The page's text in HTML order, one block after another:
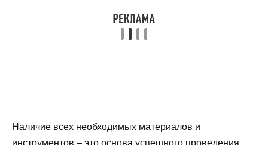
Наличие всех необходимых материалов и
инструментов – это основа успешного проведения